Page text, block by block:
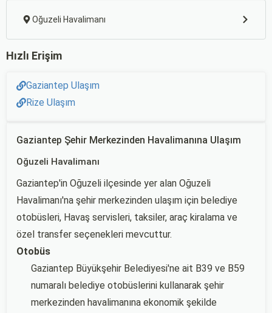
Oğuzeli Havalimanı
Hızlı Erişim
Gaziantep Ulaşım
Rize Ulaşım
Gaziantep Şehir Merkezinden Havalimanına Ulaşım
Oğuzeli Havalimanı
Gaziantep'in Oğuzeli ilçesinde yer alan Oğuzeli
Havalimanı'na şehir merkezinden ulaşım için belediye
otobüsleri, Havaş servisleri, taksiler, araç kiralama ve
özel transfer seçenekleri mevcuttur.
Otobüs
Gaziantep Büyükşehir Belediyesi'ne ait B39 ve B59
numaralı belediye otobüslerini kullanarak şehir
merkezinden havalimanına ekonomik şekilde